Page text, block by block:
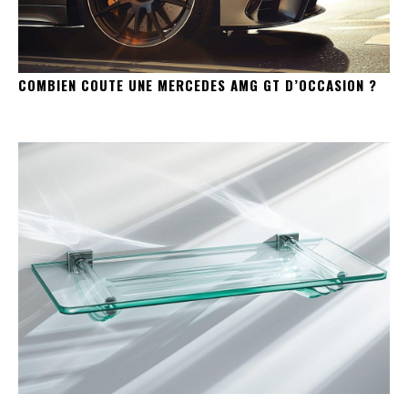
COMBIEN COUTE UNE MERCEDES AMG GT D’OCCASION ?